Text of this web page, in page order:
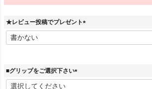
★レビュー投稿でプレゼント
(
■グリップをご選択下さい
(